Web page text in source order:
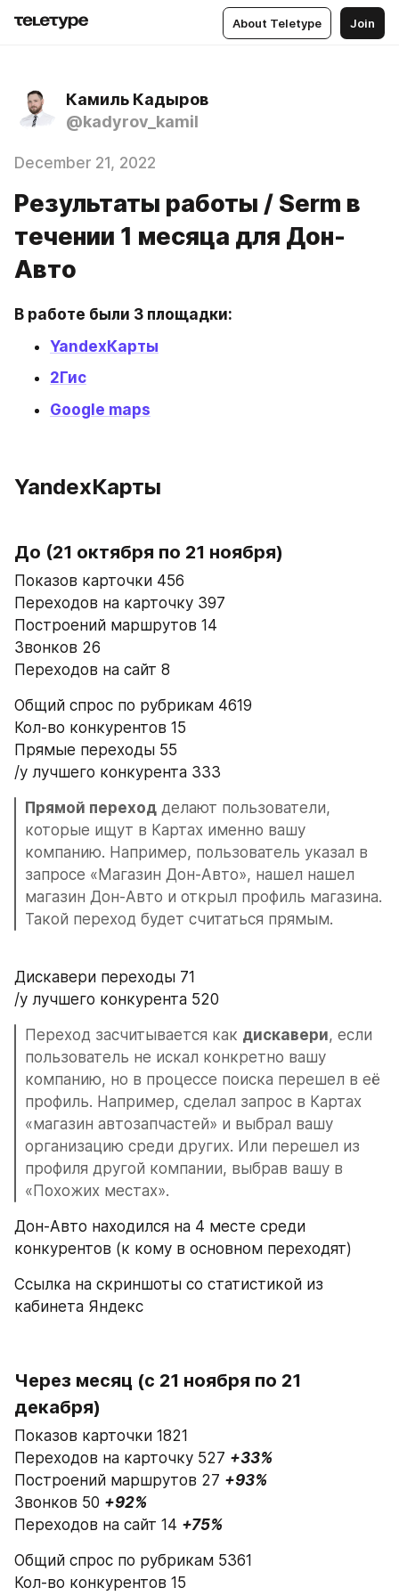
About Teletype Join
Камиль Кадыров
@kadyrov_kamil
December 21, 2022
Результаты работы / Serm в
течении 1 месяца для Дон-
Авто
В работе были 3 площадки:
YandexКарты
2Гис
Google maps
YandexКарты
До (21 октября по 21 ноября)
Показов карточки 456
Переходов на карточку 397
Построений маршрутов 14
Звонков 26
Переходов на сайт 8
Общий спрос по рубрикам 4619
Кол-во конкурентов 15
Прямые переходы 55
/у лучшего конкурента 333
Прямой переход делают пользователи,
которые ищут в Картах именно вашу
компанию. Например, пользователь указал в
запросе «Магазин Дон-Авто», нашел нашел
магазин Дон-Авто и открыл профиль магазина.
Такой переход будет считаться прямым.
Дискавери переходы 71
/у лучшего конкурента 520
Переход засчитывается как дискавери, если
пользователь не искал конкретно вашу
компанию, но в процессе поиска перешел в её
профиль. Например, сделал запрос в Картах
«магазин автозапчастей» и выбрал вашу
организацию среди других. Или перешел из
профиля другой компании, выбрав вашу в
«Похожих местах».
Дон-Авто находился на 4 месте среди
конкурентов (к кому в основном переходят)
Ссылка на скриншоты со статистикой из
кабинета Яндекс
Через месяц (с 21 ноября по 21
декабря)
Показов карточки 1821
Переходов на карточку 527 +33%
Построений маршрутов 27 +93%
Звонков 50 +92%
Переходов на сайт 14 +75%
Общий спрос по рубрикам 5361
Кол-во конкурентов 15